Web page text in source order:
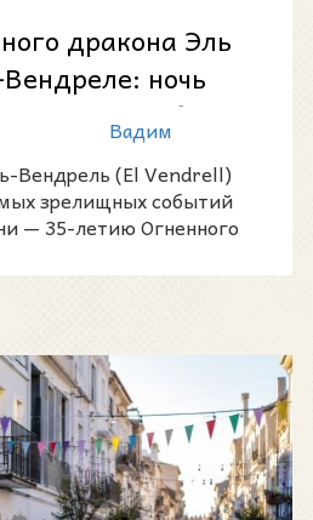
дракона Эль
ночь
бес...
Вадим
Вендрель (El Vendrell)
зрелищных событий
— 35-летию Огненного